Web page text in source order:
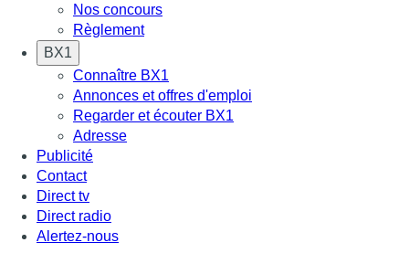
Nos concours
Règlement
BX1
Connaître BX1
Annonces et offres d'emploi
Regarder et écouter BX1
Adresse
Publicité
Contact
Direct tv
Direct radio
Alertez-nous